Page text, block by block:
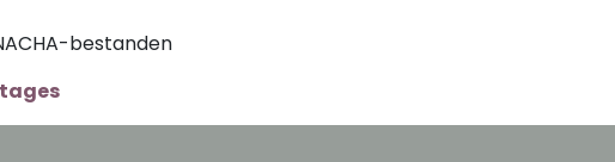
bestanden